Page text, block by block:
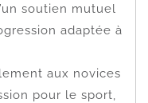
soutien mutuel
adaptée à
aux novices
pour le sport,